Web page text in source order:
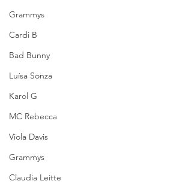
Grammys
Cardi B
Bad Bunny
Luísa Sonza
Karol G
MC Rebecca
Viola Davis
Grammys
Claudia Leitte